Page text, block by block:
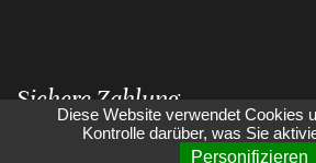
Sichere Zahlung
Diese Website verwendet Cookies
Kontrolle darüber, was Sie
Personifizieren